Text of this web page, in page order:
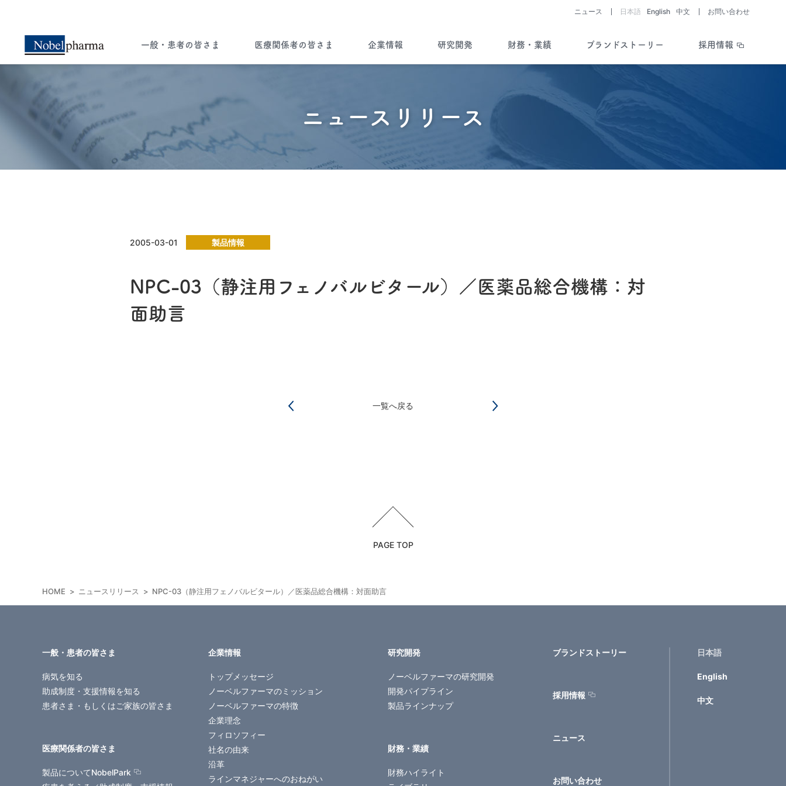
一般・患者の皆さま
一般・患者の皆さま
中心の医療）実現のため 病気に関する
病気を知る
医療関係者の皆さま
医療関係者の皆さま
企業情報 研究開発
ノーベルファーマの研究開発
財務・業績
財務ハイライト
ブランドストーリー
ブランドストーリー
”一灯”トップ
採用情報
ニュース 日本語 English 中文 お問い合わせ
ニュースリリース
2005-03-01 製品情報
NPC-03（静注用フェノバルビタール）／医薬品総合機構：対
面助言
一覧へ戻る
PAGE TOP
HOME ニュースリリース NPC-03（静注用フェノバルビタール）／医薬品総合機構：対面助言
一般・患者の皆さま
病気を知る
助成制度・支援情報を知る
患者さま・もしくはご家族の皆さま
医療関係者の皆さま
製品についてNobelPark
企業情報
トップメッセージ
ノーベルファーマのミッション
ノーベルファーマの特徴
企業理念
フィロソフィー
社名の由来
沿革
ラインマネジャーへのおねがい
研究開発
ノーベルファーマの研究開発
開発パイプライン
製品ラインナップ
財務・業績
財務ハイライト
ブランドストーリー
採用情報
ニュース
お問い合わせ
日本語
English
中文